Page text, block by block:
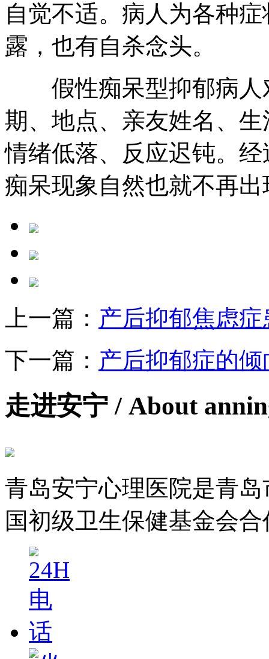
自觉不适。病人为各种
露，也有自杀念头。
假性痴呆型抑郁病人
期、地点、亲友姓名、
情绪低落、反应迟钝。
痴呆现象自然也就不再出
上一篇： 产后抑郁焦虑症
下一篇： 产后抑郁症的
走进安宁 / About
青岛安宁心理医院是青
国初级卫生保健基金会